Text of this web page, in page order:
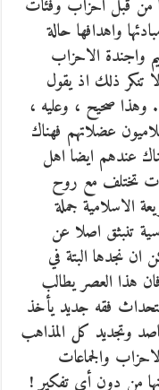
من قبل احزاب وفئات
واهدافها حالة
واجندة الاحزاب
لا تنكر ذلك اذ يقول
وهذا صحيح ، وعليه ،
عضلاتهم فهناك
عندهم ايضا اهل
تختلف مع روح
الاسلامية جملة
تنبثق اصلا عن
نجدها البتة في
هذا العصر يطالب
فقه جديد يأخذ
وتجديد كل المذاهب
والجماعات
من دون أي تفكير !